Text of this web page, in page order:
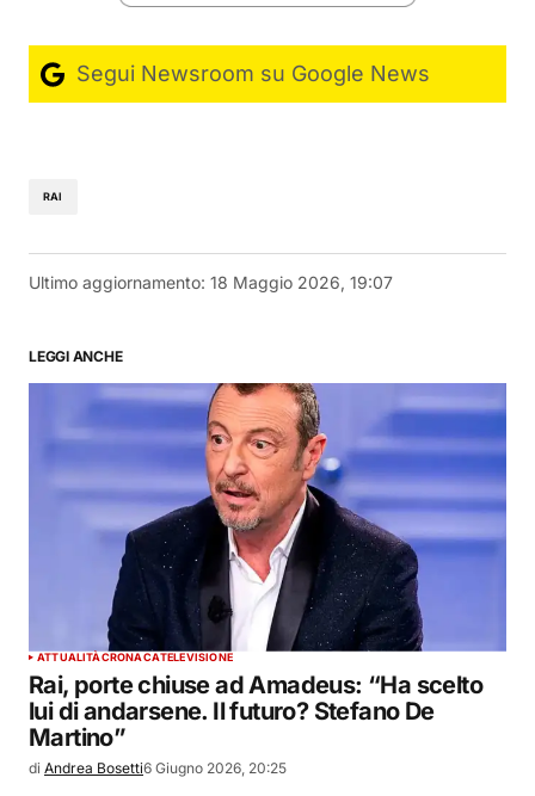
Segui Newsroom su Google News
RAI
Ultimo aggiornamento: 18 Maggio 2026, 19:07
LEGGI ANCHE
ATTUALITÀCRONACATELEVISIONE
Rai, porte chiuse ad Amadeus: “Ha scelto
lui di andarsene. Il futuro? Stefano De
Martino”
di Andrea Bosetti6 Giugno 2026, 20:25